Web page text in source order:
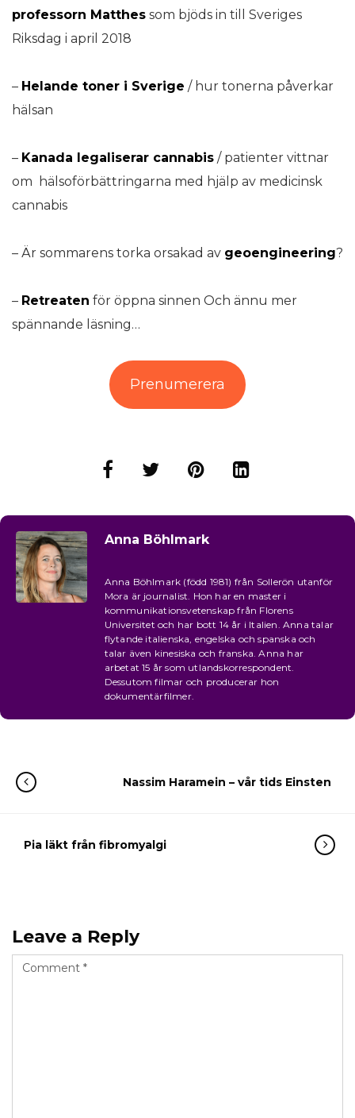
professorn Matthes som bjöds in till Sveriges
Riksdag i april 2018
– Helande toner i Sverige / hur tonerna påverkar
hälsan
– Kanada legaliserar cannabis / patienter vittnar
om hälsoförbättringarna med hjälp av medicinsk
cannabis
– Är sommarens torka orsakad av geoengineering?
– Retreaten för öppna sinnen Och ännu mer
spännande läsning…
Prenumerera
Anna Böhlmark
Anna Böhlmark (född 1981) från Sollerön utanför
Mora är journalist. Hon har en master i
kommunikationsvetenskap från Florens
Universitet och har bott 14 år i Italien. Anna talar
flytande italienska, engelska och spanska och
talar även kinesiska och franska. Anna har
arbetat 15 år som utlandskorrespondent.
Dessutom filmar och producerar hon
dokumentärfilmer.
Nassim Haramein – vår tids Einsten
Pia läkt från fibromyalgi
Leave a Reply